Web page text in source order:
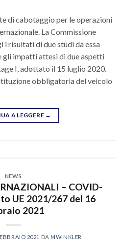
di cabotaggio per le operazioni
La Commissione
i risultati di due studi da essa
gli impatti attesi di due aspetti
I, adottato il 15 luglio 2020.
obbligatoria del veicolo
A LEGGERE →
NEWS
– COVID-
UE 2021/267 del 16
2021
2021 DA MWINKLER